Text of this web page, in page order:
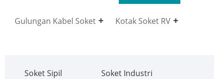
Gulungan Kabel Soket Kotak Soket RV
Soket Sipil Soket Industri